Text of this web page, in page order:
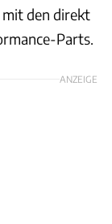
den direkt
Parts.
ANZEIGE